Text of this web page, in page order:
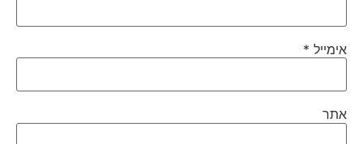
אימייל*
אתר